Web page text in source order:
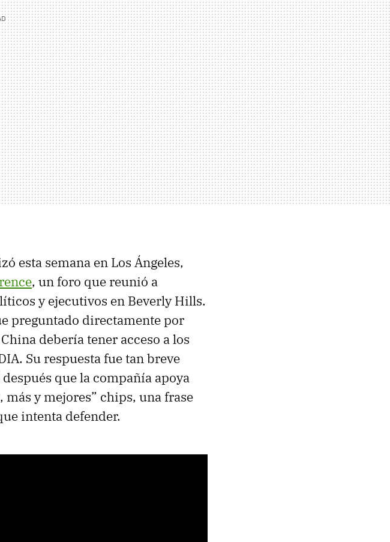
esta semana en Los Ángeles,
, un foro que reunió a
y ejecutivos en Beverly Hills.
preguntado directamente por
debería tener acceso a los
Su respuesta fue tan breve
que la compañía apoya
y mejores” chips, una frase
intenta defender.